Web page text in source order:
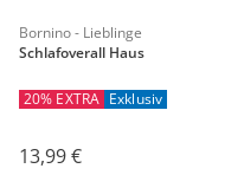
Bornino - Lieblinge
Schlafoverall Haus
20% EXTRA Exklusiv
13,99 €